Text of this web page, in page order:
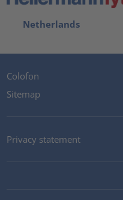
Netherlands
Colofon
Sitemap
Privacy statement